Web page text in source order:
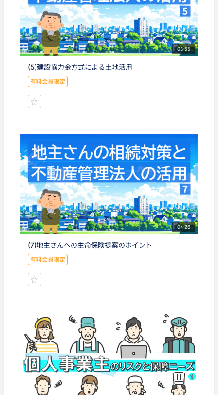
03:55
(5)建設協力金方式による土地活用
有料会員限定
04:26
(7)地主さんへの生命保険提案のポイント
有料会員限定